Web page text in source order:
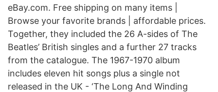
eBay.com. Free shipping on many items |
Browse your favorite brands | affordable prices.
Together, they included the 26 A-sides of The
Beatles’ British singles and a further 27 tracks
from the catalogue. The 1967-1970 album
includes eleven hit songs plus a single not
released in the UK - ‘The Long And Winding